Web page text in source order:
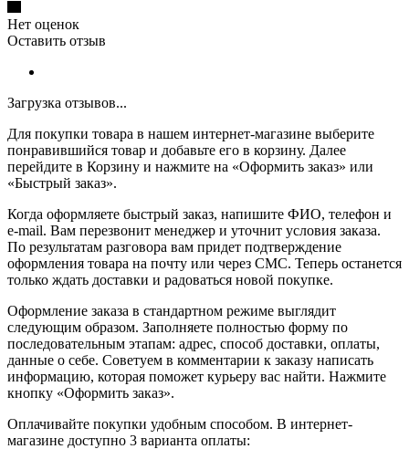
Нет оценок
Оставить отзыв
Загрузка отзывов...
Для покупки товара в нашем интернет-магазине выберите
понравившийся товар и добавьте его в корзину. Далее
перейдите в Корзину и нажмите на «Оформить заказ» или
«Быстрый заказ».
Когда оформляете быстрый заказ, напишите ФИО, телефон и
e-mail. Вам перезвонит менеджер и уточнит условия заказа.
По результатам разговора вам придет подтверждение
оформления товара на почту или через СМС. Теперь останется
только ждать доставки и радоваться новой покупке.
Оформление заказа в стандартном режиме выглядит
следующим образом. Заполняете полностью форму по
последовательным этапам: адрес, способ доставки, оплаты,
данные о себе. Советуем в комментарии к заказу написать
информацию, которая поможет курьеру вас найти. Нажмите
кнопку «Оформить заказ».
Оплачивайте покупки удобным способом. В интернет-
магазине доступно 3 варианта оплаты: